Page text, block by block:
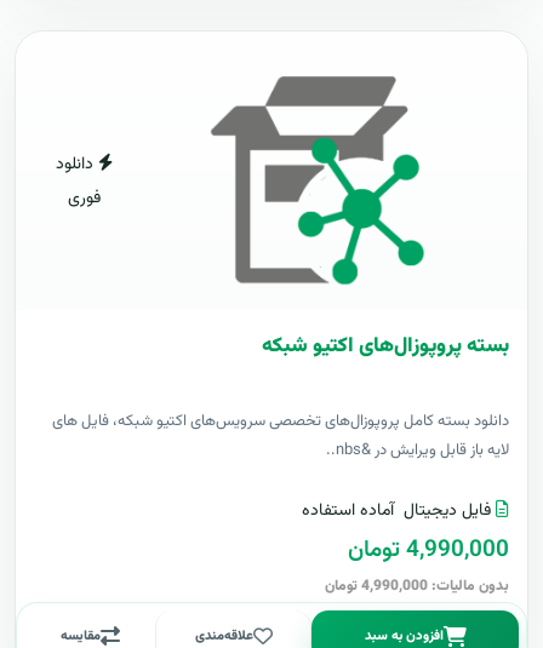
دانلود
فوری
بسته پروپوزال‌های اکتیو شبکه
دانلود بسته کامل پروپوزال‌های تخصصی سرویس‌های اکتیو شبکه، فایل های
لایه باز قابل ویرایش در &nbs..
فایل دیجیتال آماده استفاده
4,990,000 تومان
بدون مالیات: 4,990,000 تومان
افزودن به سبد علاقه‌مندی مقایسه